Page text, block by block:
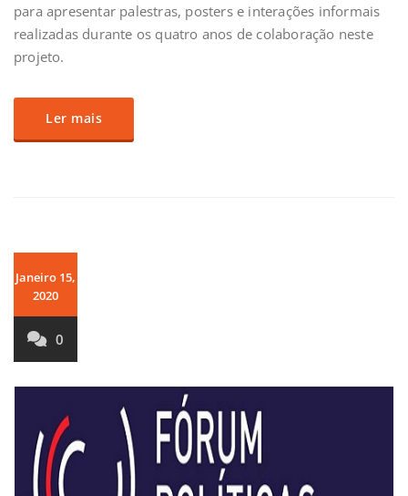
para apresentar palestras, posters e interações informais
realizadas durante os quatro anos de colaboração neste
projeto.
Ler mais
Janeiro 15,
2020
0